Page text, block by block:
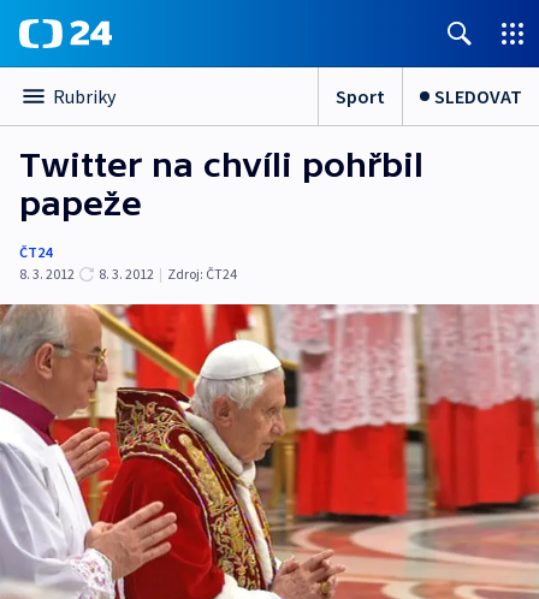
Rubriky Sport SLEDOVAT
Twitter na chvíli pohřbil
papeže
ČT24
8. 3. 2012
8. 3. 2012 | Zdroj: ČT24